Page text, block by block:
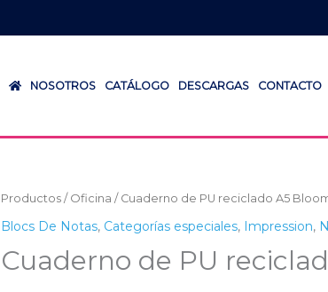
NOSOTROS CATÁLOGO DESCARGAS CONTACTO
Productos / Oficina / Cuaderno de PU reciclado A5
Blocs De Notas, Categorías especiales, Impression,
Cuaderno de PU